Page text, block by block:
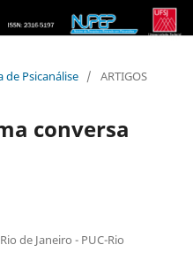
de Psicanálise / ARTIGOS
conversa
de Janeiro - PUC-Rio